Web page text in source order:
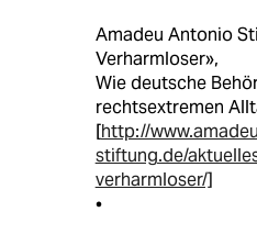
Amadeu Antonio
Verharmloser»,
Wie deutsche
rechtsextremen
[http://
stiftung.de/
verharmloser/]
•